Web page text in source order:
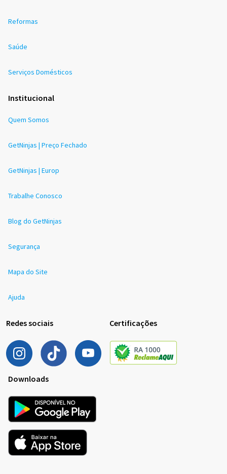
Reformas
Saúde
Serviços Domésticos
Institucional
Quem Somos
GetNinjas | Preço Fechado
GetNinjas | Europ
Trabalhe Conosco
Blog do GetNinjas
Segurança
Mapa do Site
Ajuda
Redes sociais Certificações
Downloads